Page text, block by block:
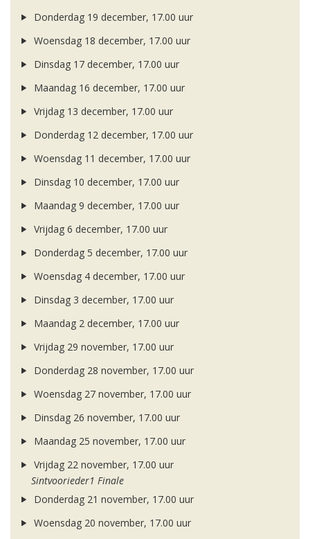
Donderdag 19 december, 17.00 uur
Woensdag 18 december, 17.00 uur
Dinsdag 17 december, 17.00 uur
Maandag 16 december, 17.00 uur
Vrijdag 13 december, 17.00 uur
Donderdag 12 december, 17.00 uur
Woensdag 11 december, 17.00 uur
Dinsdag 10 december, 17.00 uur
Maandag 9 december, 17.00 uur
Vrijdag 6 december, 17.00 uur
Donderdag 5 december, 17.00 uur
Woensdag 4 december, 17.00 uur
Dinsdag 3 december, 17.00 uur
Maandag 2 december, 17.00 uur
Vrijdag 29 november, 17.00 uur
Donderdag 28 november, 17.00 uur
Woensdag 27 november, 17.00 uur
Dinsdag 26 november, 17.00 uur
Maandag 25 november, 17.00 uur
Vrijdag 22 november, 17.00 uur
Sintvoorieder1 Finale
Donderdag 21 november, 17.00 uur
Woensdag 20 november, 17.00 uur